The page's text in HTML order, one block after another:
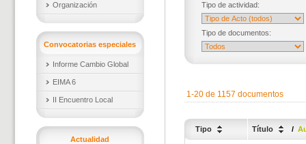
Organización
Convocatorias especiales
Informe Cambio Global
EIMA 6
II Encuentro Local
Actualidad
Tipo de actividad:
Tipo de documentos:
1-20 de 1157 documentos
Tipo Título /